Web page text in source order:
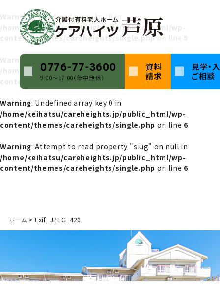
0776-77-3600
9:00〜17:00（年中無休）
資料
請求
見学・
ご相談
Warning: Undefined array key 0 in
/home/keihatsu/careheights.jp/public_html/wp-
content/themes/careheights/single.phpon line
Warning
/home/keihatsu/careheights.jp/public_html/wp-
content/themes/careheights/single.phpon line
Warning: Undefined array key 0 in
/home/keihatsu/careheights.jp/public_html/wp-
content/themes/careheights/single.php on line 6
Warning: Attempt to read property "slug" on null in
/home/keihatsu/careheights.jp/public_html/wp-
content/themes/careheights/single.php on line 6
ホーム Exif_JPEG_420